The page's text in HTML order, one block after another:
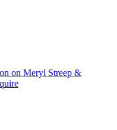
on Meryl Streep &